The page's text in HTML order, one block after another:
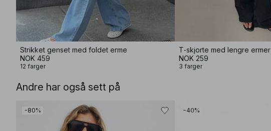
Strikket genset med foldet erme
NOK 459
12 farger
T-skjorte med lengre ermer
NOK 259
3 farger
Andre har også sett på
−80% −40%